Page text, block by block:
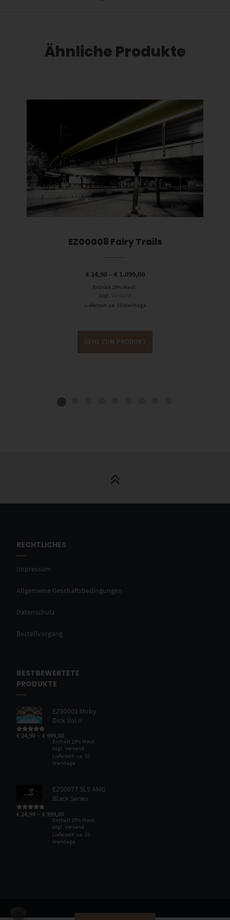
Ähnliche Produkte
Dieses Produkt weist mehrere Varianten auf. Die Optionen können auf der Produktseite gewählt werden
EZ00008 Fairy Trails
€24,90– €1.099,00
Enthält 19% Mwst.
zzgl. Versand
Lieferzeit: ca. 10 Werktage
GEHE ZUM PRODUKT
RECHTLICHES
Impressum
Allgemeine Geschäftsbedingungen
Datenschutz
Bestellvorgang
BESTBEWERTETE
PRODUKTE
EZ00001 Moby
Dick Vol II
Bewertet mit
von 5
€ 24,90 –€ 999,00
Enthält 19% Mwst.
zzgl.Versand
Lieferzeit: ca. 10
Werktage
EZ00077 SLS AMG
Black Series
Bewertet mit
von 5
€ 24,90 –€ 999,00
Enthält 19% Mwst.
zzgl.Versand
Lieferzeit: ca. 10
Werktage